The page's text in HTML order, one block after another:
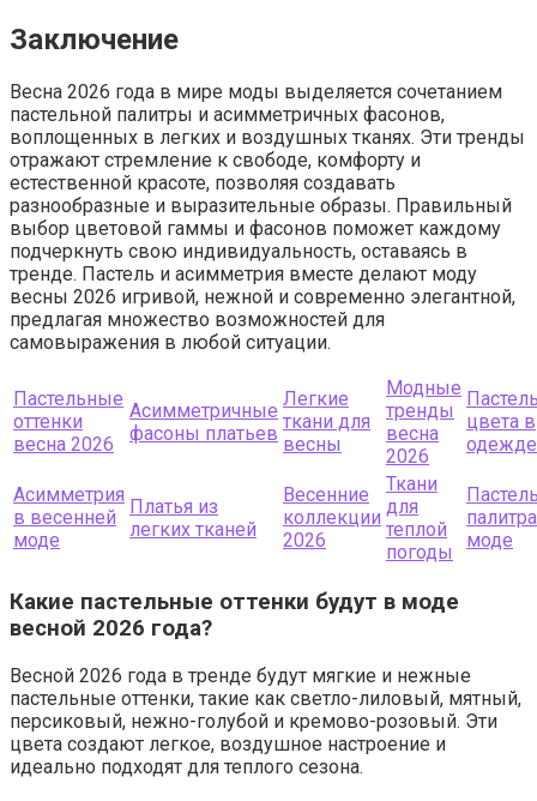
Заключение
Весна 2026 года в мире моды выделяется сочетанием
пастельной палитры и асимметричных фасонов,
воплощенных в легких и воздушных тканях. Эти тренды
отражают стремление к свободе, комфорту и
естественной красоте, позволяя создавать
разнообразные и выразительные образы. Правильный
выбор цветовой гаммы и фасонов поможет каждому
подчеркнуть свою индивидуальность, оставаясь в
тренде. Пастель и асимметрия вместе делают моду
весны 2026 игривой, нежной и современно элегантной,
предлагая множество возможностей для
самовыражения в любой ситуации.
Пастельные
оттенки
весна 2026
Асимметричные
фасоны платьев
Легкие
ткани для
весны
Модные
тренды
весна
2026
цвета в
одежде
Асимметрия
в весенней
моде
Платья из
легких тканей
Весенние
коллекции
2026
Ткани
для
теплой
погоды
моде
Какие пастельные оттенки будут в моде
весной 2026 года?
Весной 2026 года в тренде будут мягкие и нежные
пастельные оттенки, такие как светло-лиловый, мятный,
персиковый, нежно-голубой и кремово-розовый. Эти
цвета создают легкое, воздушное настроение и
идеально подходят для теплого сезона.